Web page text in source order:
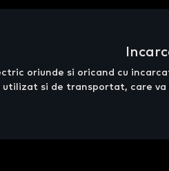
oriunde si oricand cu
si de transportat, care